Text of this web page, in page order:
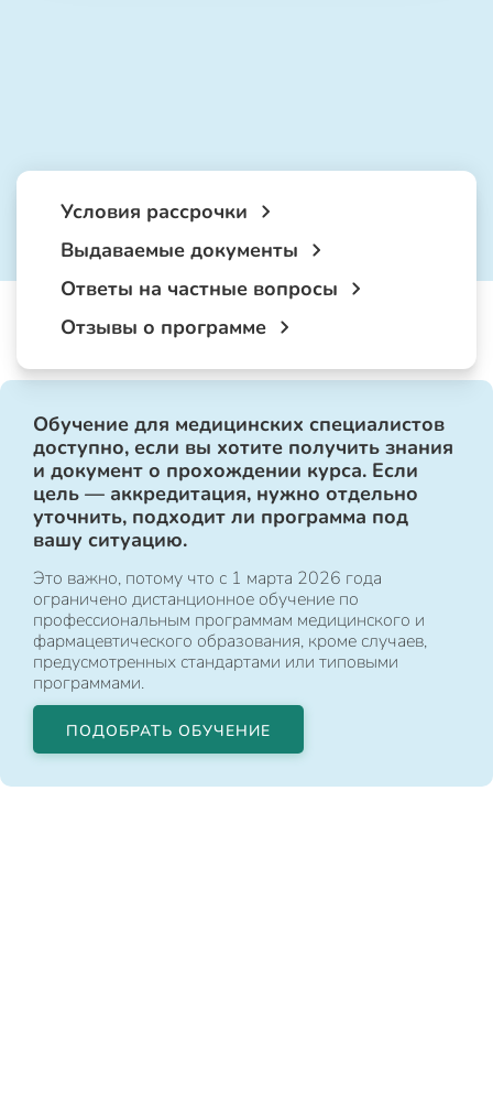
Условия рассрочки
Выдаваемые документы
Ответы на частные вопросы
Отзывы о программе
Обучение для медицинских специалистов
доступно, если вы хотите получить знания
и документ о прохождении курса. Если
цель — аккредитация, нужно отдельно
уточнить, подходит ли программа под
вашу ситуацию.
Это важно, потому что с 1 марта 2026 года
ограничено дистанционное обучение по
профессиональным программам медицинского и
фармацевтического образования, кроме случаев,
предусмотренных стандартами или типовыми
программами.
ПОДОБРАТЬ ОБУЧЕНИЕ